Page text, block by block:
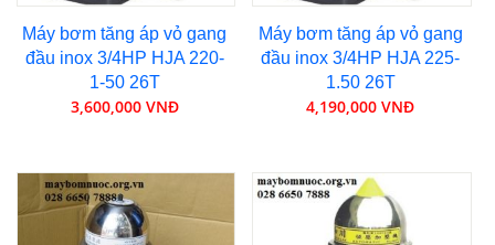
Máy bơm tăng áp vỏ gang
đầu inox 3/4HP HJA 220-
1-50 26T
3,600,000 VNĐ
Máy bơm tăng áp vỏ gang
đầu inox 3/4HP HJA 225-
1.50 26T
4,190,000 VNĐ